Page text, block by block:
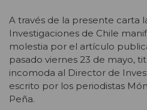
A través de la presente carta
Investigaciones de Chile
molestia por el artículo
pasado viernes 23 de mayo,
incomoda al Director de
escrito por los periodistas
Peña.